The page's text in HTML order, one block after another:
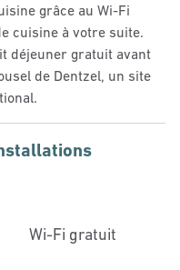
grâce au Wi-Fi
cuisine à votre suite.
déjeuner gratuit avant
de Dentzel, un site
Wi-Fi gratuit